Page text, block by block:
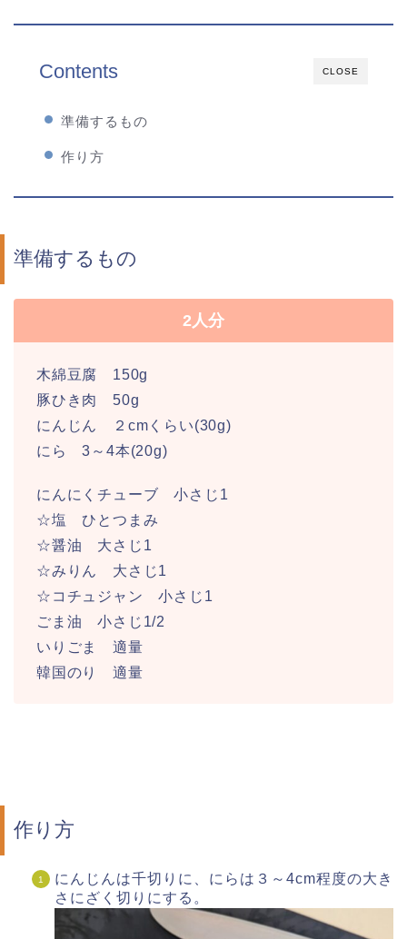
CLOSE
Contents
準備するもの
作り方
準備するもの
2人分
木綿豆腐 150g
豚ひき肉 50g
にんじん ２cmくらい(30g)
にら 3～4本(20g)
にんにくチューブ 小さじ1
☆塩 ひとつまみ
☆醤油 大さじ1
☆みりん 大さじ1
☆コチュジャン 小さじ1
ごま油 小さじ1/2
いりごま 適量
韓国のり 適量
作り方
にんじんは千切りに、にらは３～4cm程度の大き
さにざく切りにする。